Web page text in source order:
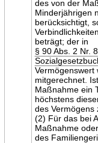
des von der
Minderjährigen
berücksichtigt,
beträgt; der in
§ 90 Abs. 2 Nr.
Vermögenswert
mitgerechnet.
Maßnahme ein
höchstens
des Vermögens
(2) Für das bei
Maßnahme
des